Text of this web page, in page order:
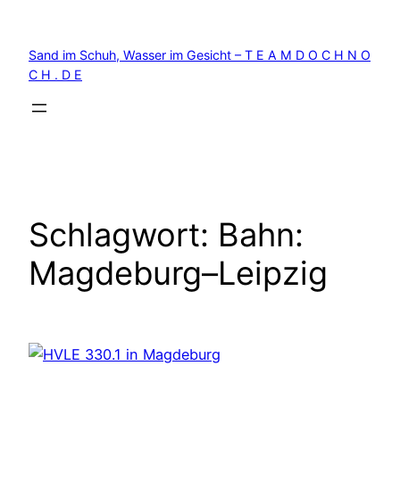
springen
Sand im Schuh, Wasser im Gesicht – T E A M D O C H N O
C H . D E
Schlagwort: Bahn:
Magdeburg–Leipzig